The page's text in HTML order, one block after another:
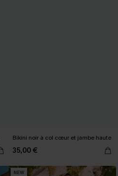
Bikini noir à col cœur et jambe haute
35,00 €
NEW